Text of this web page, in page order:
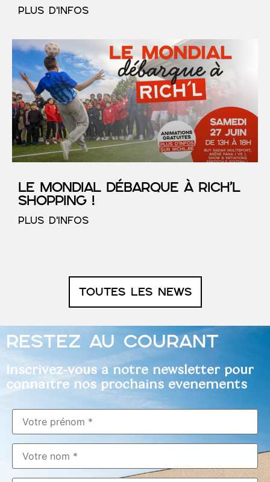
PLUS D'INFOS
Le Mondial débarque à RICH’L
Shopping !
PLUS D'INFOS
TOUTES LES NEWS
RESTEZ AU COURANT
Inscrivez-vous à notre newsletter pour
connaître nos prochains événements